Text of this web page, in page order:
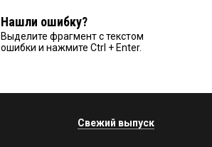
Нашли ошибку?
Выделите фрагмент с текстом
ошибки и нажмите Ctrl + Enter.
Свежий выпуск